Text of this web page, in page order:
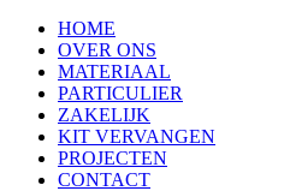
HOME
OVER ONS
MATERIAAL
PARTICULIER
ZAKELIJK
KIT VERVANGEN
PROJECTEN
CONTACT